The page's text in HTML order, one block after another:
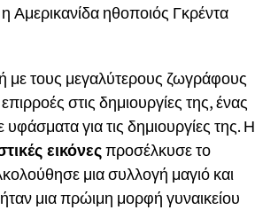
Αμερικανίδα ηθοποιός Γκρέντα
τους μεγαλύτερους ζωγράφους
στις δημιουργίες της, ένας
για τις δημιουργίες της. Η
εικόνεςπροσέλκυσε το
μια συλλογή μαγιό και
μια πρώιμη μορφή γυναικείου